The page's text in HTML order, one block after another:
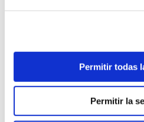
Permitir todas
Permitir la